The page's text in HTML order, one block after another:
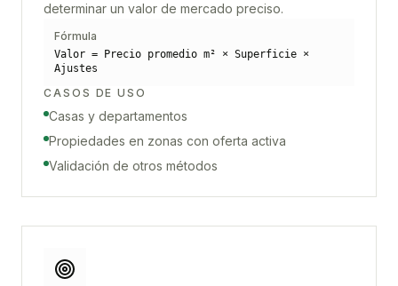
determinar un valor de mercado preciso.
Fórmula
Valor = Precio promedio m² × Superficie ×
Ajustes
CASOS DE USO
Casas y departamentos
Propiedades en zonas con oferta activa
Validación de otros métodos